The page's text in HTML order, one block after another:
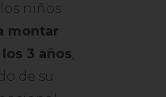
niños
montar
3 años,
de su